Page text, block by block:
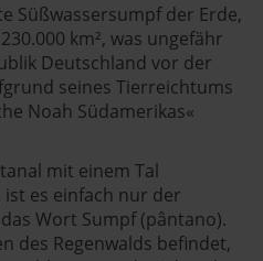
Süßwassersumpf der Erde,
km², was ungefähr
Deutschland vor der
seines Tierreichtums
Noah Südamerikas«
mit einem Tal
es einfach nur der
Wort Sumpf (pântano).
des Regenwalds befindet,